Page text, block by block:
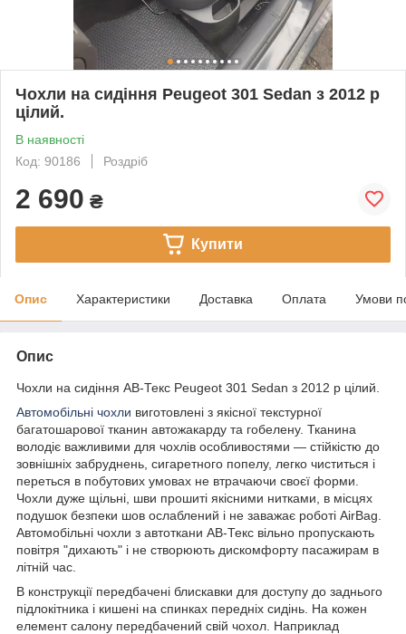
Чохли на сидіння Peugeot 301 Sedan з 2012 р
цілий.
В наявності
Код: 90186
Роздріб
2 690 ₴
Купити
Опис Характеристики Доставка Оплата Умови
Опис
Чохли на сидіння АВ-Текс Peugeot 301 Sedan з 2012 р цілий.
Автомобільні чохли виготовлені з якісної текстурної
багатошарової тканин автожакарду та гобелену. Тканина
володіє важливими для чохлів особливостями — стійкістю до
зовнішніх забруднень, сигаретного попелу, легко чиститься і
переться в побутових умовах не втрачаючи своєї форми.
Чохли дуже щільні, шви прошиті якісними нитками, в місцях
подушок безпеки шов ослаблений і не заважає роботі AirBag.
Автомобільні чохли з автоткани АВ-Текс вільно пропускають
повітря "дихають" і не створюють дискомфорту пасажирам в
літній час.
В конструкції передбачені блискавки для доступу до заднього
підлокітника і кишені на спинках передніх сидінь. На кожен
елемент салону передбачений свій чохол. Наприклад